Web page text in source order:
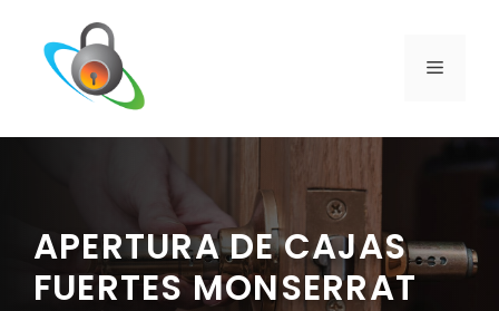
contenido
MENÚ
APERTURA DE CAJAS
FUERTES MONSERRAT